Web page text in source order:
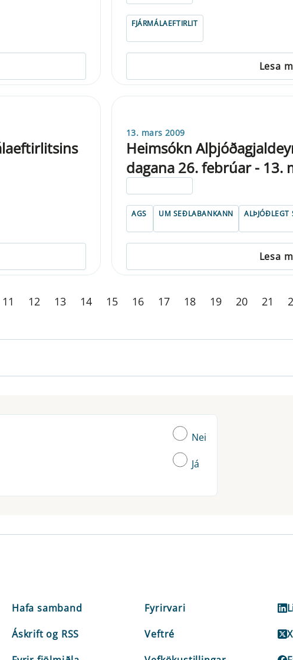
FJÁRMÁLAEFTIRLIT
Lesa
13. mars 2009
Heimsókn
dagana 26. febrúar - 13.
AGS UM SEÐLABANKANN ALÞJÓÐLEGT
Lesa
11 12 13 14 15 16 17 18 19 20 21
Nei
Já
Hafa samband
Áskrift og RSS
Fyrirvari
Veftré